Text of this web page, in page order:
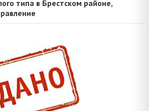
типа в Брестском районе,